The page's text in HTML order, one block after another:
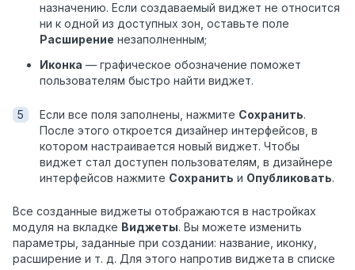
назначению. Если создаваемый виджет не относится
ни к одной из доступных зон, оставьте поле
Расширение незаполненным;
Иконка — графическое обозначение поможет
пользователям быстро найти виджет.
Если все поля заполнены, нажмите Сохранить.
После этого откроется дизайнер интерфейсов, в
котором настраивается новый виджет. Чтобы
виджет стал доступен пользователям, в дизайнере
интерфейсов нажмите Сохранить и Опубликовать.
Все созданные виджеты отображаются в настройках
модуля на вкладке Виджеты. Вы можете изменить
параметры, заданные при создании: название, иконку,
расширение и т. д. Для этого напротив виджета в списке